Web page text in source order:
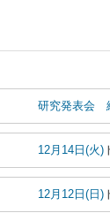
研究発表会
12月14日(火)
12月12日(日)